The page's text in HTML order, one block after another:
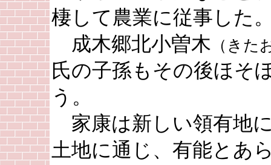
棲して農業に従事した
成木郷北小曽木 （きた
氏の子孫もその後ほそ
う。
家康は新しい領有地
土地に通じ、有能とあ